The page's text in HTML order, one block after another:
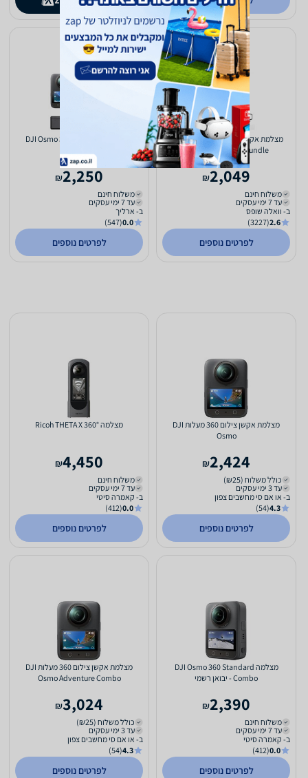
מצלמת אקסטרים Insta360 Go Ultra
Premium Cycling Bundle
2,049
₪
משלוח חינם
עד 7 ימי עסקים
ב- וואלה שופס
2.6
(3227)
לפרטים נוספים
מצלמה DJI Osmo 360 Adventure
2,250
₪
משלוח חינם
עד 7 ימי עסקים
ב- ארליך
0.0
(547)
לפרטים נוספים
מצלמת אקשן צילום 360 מעלות DJI
Osmo
2,424
₪
כולל משלוח (₪25)
עד 3 ימי עסקים
ב- או אם סי מחשבים צפון
4.3
(54)
לפרטים נוספים
מצלמה Ricoh THETA X 360°
4,450
₪
משלוח חינם
עד 7 ימי עסקים
ב- קאמרה סיטי
0.0
(412)
לפרטים נוספים
מצלמה DJI Osmo 360 Standard
Combo - יבואן רשמי
2,390
₪
משלוח חינם
עד 7 ימי עסקים
ב- קאמרה סיטי
0.0
(412)
לפרטים נוספים
מצלמת אקשן צילום 360 מעלות DJI
Osmo Adventure Combo
3,024
₪
כולל משלוח (₪25)
עד 3 ימי עסקים
ב- או אם סי מחשבים צפון
4.3
(54)
לפרטים נוספים